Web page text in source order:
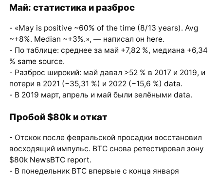
Май: статистика и разброс
- «May is positive ~60% of the time (8/13 years). Avg
~+8%. Median ~+3%.», — написал он here.
- По таблице: среднее за май +7,82 %, медиана +6,34
% same source.
- Разброс широкий: май давал >52 % в 2017 и 2019, и
потери в 2021 (−35,31 %) и 2022 (−15,6 %) data.
- В 2019 март, апрель и май были зелёными data.
Пробой $80k и откат
- Отскок после февральской просадки восстановил
восходящий импульс. BTC снова ретестировал зону
$80k NewsBTC report.
- В понедельник BTC впервые с конца января